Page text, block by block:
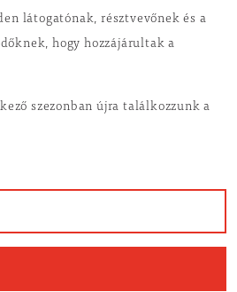
látogatónak, résztvevőnek és a
hogy hozzájárultak a
szezonban újra találkozzunk a